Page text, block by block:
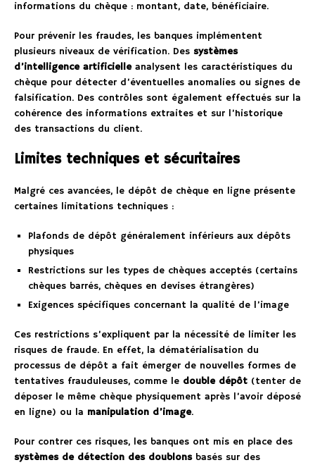
informations du chèque : montant, date, bénéficiaire.
Pour prévenir les fraudes, les banques implémentent
plusieurs niveaux de vérification. Des systèmes
d’intelligence artificielleanalysent les caractéristiques du
chèque pour détecter d’éventuelles anomalies ou signes de
falsification. Des contrôles sont également effectués sur la
cohérence des informations extraites et sur l’historique
des transactions du client.
Limites techniques et sécuritaires
Malgré ces avancées, le dépôt de chèque en ligne présente
certaines limitations techniques :
Plafonds de dépôt généralement inférieurs aux dépôts
physiques
Restrictions sur les types de chèques acceptés (certains
chèques barrés, chèques en devises étrangères)
Exigences spécifiques concernant la qualité de l’image
Ces restrictions s’expliquent par la nécessité de limiter les
risques de fraude. En effet, la dématérialisation du
processus de dépôt a fait émerger de nouvelles formes de
tentatives frauduleuses, comme le double dépôt (tenter de
déposer le même chèque physiquement après l’avoir déposé
en ligne) ou la manipulation d’image.
Pour contrer ces risques, les banques ont mis en place des
systèmes de détection des doublonsbasés sur des